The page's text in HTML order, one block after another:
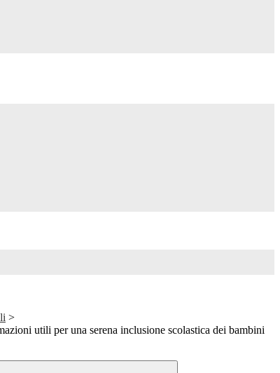
>
utili per una serena inclusione scolastica dei bambini